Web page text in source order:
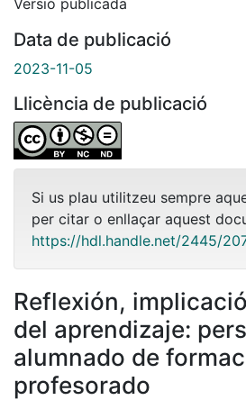
Data de publicació
2023-11-05
Llicència de publicació
Si us plau utilitzeu sempre
per citar o enllaçar aquest
https://hdl.handle.net/2445/
Reflexión,
del aprendizaje:
alumnado de
profesorado